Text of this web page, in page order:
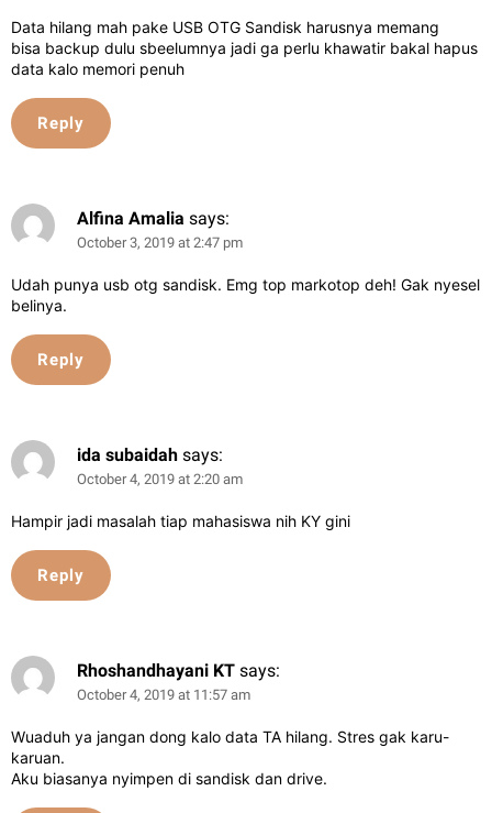
Data hilang mah pake USB OTG Sandisk harusnya memang
bisa backup dulu sbeelumnya jadi ga perlu khawatir bakal hapus
data kalo memori penuh
Reply
Alfina Amalia says:
October 3, 2019 at 2:47 pm
Udah punya usb otg sandisk. Emg top markotop deh! Gak nyesel
belinya.
Reply
ida subaidah says:
October 4, 2019 at 2:20 am
Hampir jadi masalah tiap mahasiswa nih KY gini
Reply
Rhoshandhayani KT says:
October 4, 2019 at 11:57 am
Wuaduh ya jangan dong kalo data TA hilang. Stres gak karu-
karuan.
Aku biasanya nyimpen di sandisk dan drive.